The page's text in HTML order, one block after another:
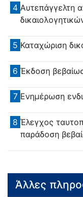
4 Αυτεπάγγελτη
5 Καταχώριση
6 Έκδοση
7 Ενημέρωση
8 Έλεγχος
παράδοση
Άλλες